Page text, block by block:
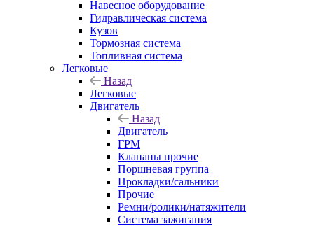
Навесное оборудование
Гидравлическая система
Кузов
Тормозная система
Топливная система
Легковые
Назад
Легковые
Двигатель
Назад
Двигатель
ГРМ
Клапаны прочие
Поршневая группа
Прокладки/сальники
Прочие
Ремни/ролики/натяжители
Система зажигания